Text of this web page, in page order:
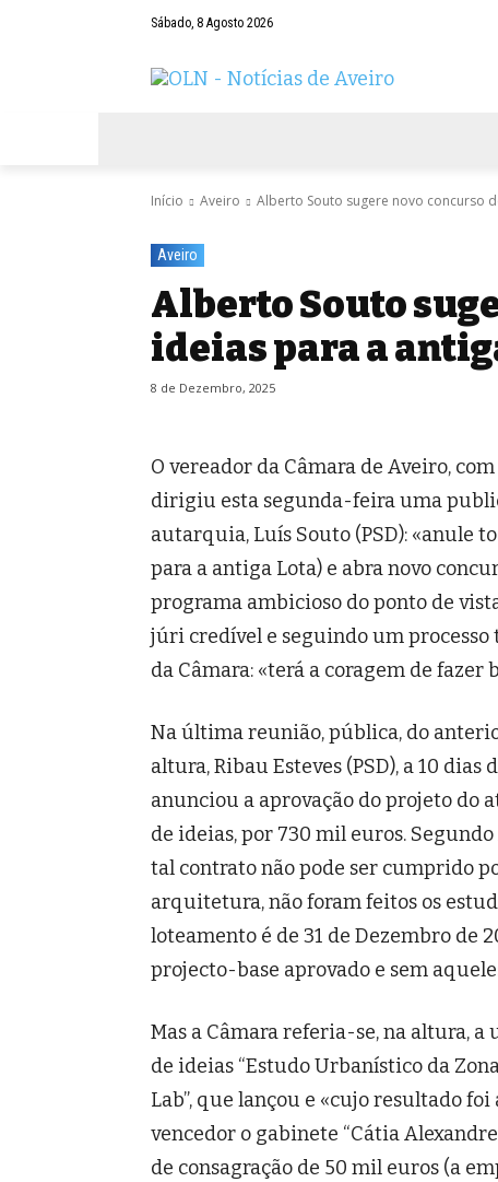
Sábado, 8 Agosto 2026
Início Aveiro Alberto Souto sugere novo concurso
Aveiro
Alberto Souto
ideias para a
8 de Dezembro, 2025
O vereador da Câmara de Aveiro,
dirigiu esta segunda-feira uma
autarquia, Luís Souto (PSD): «anule
para a antiga Lota) e abra novo
programa ambicioso do ponto de
júri credível e seguindo um
da Câmara: «terá a coragem de fazer
Na última reunião, pública, do
altura, Ribau Esteves (PSD), a 10
anunciou a aprovação do projeto do
de ideias, por 730 mil euros.
tal contrato não pode ser cumprido
arquitetura, não foram feitos os
loteamento é de 31 de Dezembro de
projecto-base aprovado e sem
Mas a Câmara referia-se, na altura,
de ideias “Estudo Urbanístico da
Lab”, que lançou e «cujo resultado
vencedor o gabinete “Cátia
de consagração de 50 mil euros (a